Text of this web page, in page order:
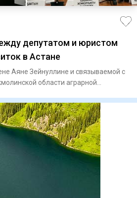
депутатом и юристом
в Астане
Аяне Зейнуллине и связываемой с
области аграрной